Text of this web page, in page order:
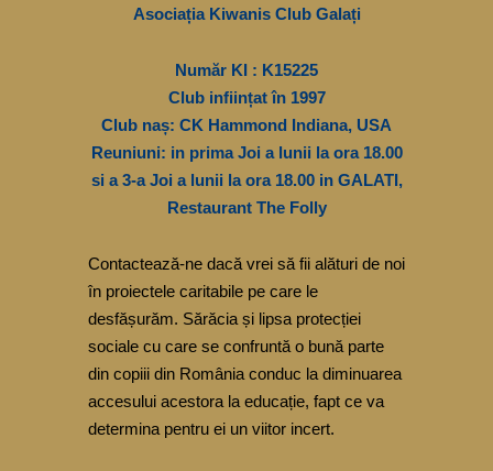
Asociația Kiwanis Club Galați
Număr KI : K15225
Club inființat în 1997
Club naș: CK Hammond Indiana, USA
Reuniuni: in prima Joi a lunii la ora 18.00
si a 3-a Joi a lunii la ora 18.00 in GALATI,
Restaurant The Folly
Contactează-ne dacă vrei să fii alături de noi
în proiectele caritabile pe care le
desfășurăm. Sărăcia și lipsa protecției
sociale cu care se confruntă o bună parte
din copiii din România conduc la diminuarea
accesului acestora la educație, fapt ce va
determina pentru ei un viitor incert.